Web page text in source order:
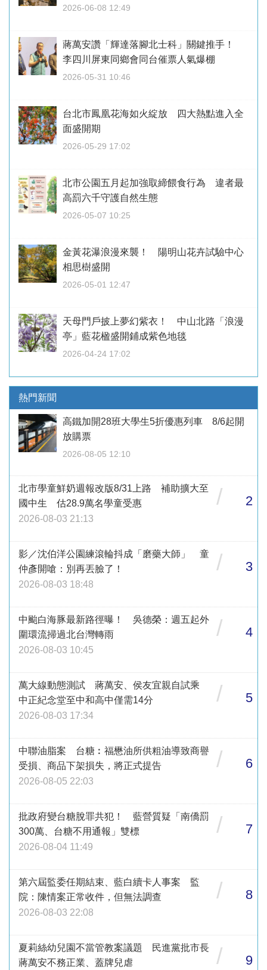
2026-06-08 12:49
蔣萬安讚「輝達落腳北士科」關鍵推手！
李四川屏東同鄉會同台催票人氣爆棚
2026-05-31 10:46
台北市鳳凰花海如火綻放 四大熱點進入全
面盛開期
2026-05-29 17:02
北市公園五月起加強取締餵食行為 違者最
高罰六千守護自然生態
2026-05-07 10:25
金黃花瀑浪漫來襲！ 陽明山花卉試驗中心
相思樹盛開
2026-05-01 12:47
天母門戶披上夢幻紫衣！ 中山北路「浪漫
亭」藍花楹盛開鋪成紫色地毯
2026-04-24 17:02
熱門新聞
高鐵加開28班大學生5折優惠列車 8/6起開
放購票
2026-08-05 12:10
北市學童鮮奶週報改版8/31上路 補助擴大至
國中生 估28.9萬名學童受惠
2026-08-03 21:13
/ 2
影／沈伯洋公園練滾輪抖成「磨藥大師」 童
仲彥開嗆：別再丟臉了！
2026-08-03 18:48
/ 3
中颱白海豚最新路徑曝！ 吳德榮：週五起外
圍環流掃過北台灣轉雨
2026-08-03 10:45
/ 4
萬大線動態測試 蔣萬安、侯友宜親自試乘
中正紀念堂至中和高中僅需14分
2026-08-03 17:34
/ 5
中聯油脂案 台糖︰福懋油所供粗油導致商譽
受損、商品下架損失，將正式提告
2026-08-05 22:03
/ 6
批政府變台糖脫罪共犯！ 藍營質疑「南僑罰
300萬、台糖不用通報」雙標
2026-08-04 11:49
/ 7
第六屆監委任期結束、藍白續卡人事案 監
院：陳情案正常收件，但無法調查
2026-08-03 22:08
/ 8
夏莉絲幼兒園不當管教案議題 民進黨批市長
蔣萬安不務正業、蓋牌兒虐
/ 9